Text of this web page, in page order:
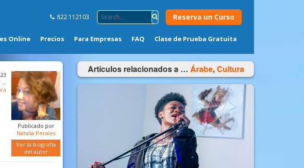
822 112103 Reserva un Curso
Online Precios Para Empresas FAQ Clase de Prueba Gratuita
Publicado por
Natalia Perales
Ver la biografía
del autor
…
Artículos relacionados a … Árabe,Cultura